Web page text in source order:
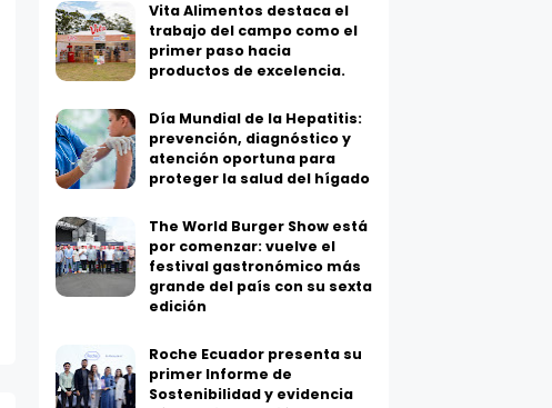
Vita Alimentos destaca el
trabajo del campo como el
primer paso hacia
productos de excelencia.
Día Mundial de la Hepatitis:
prevención, diagnóstico y
atención oportuna para
proteger la salud del hígado
The World Burger Show está
por comenzar: vuelve el
festival gastronómico más
grande del país con su sexta
edición
Roche Ecuador presenta su
primer Informe de
Sostenibilidad y evidencia